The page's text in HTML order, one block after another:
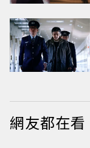
網友都在看